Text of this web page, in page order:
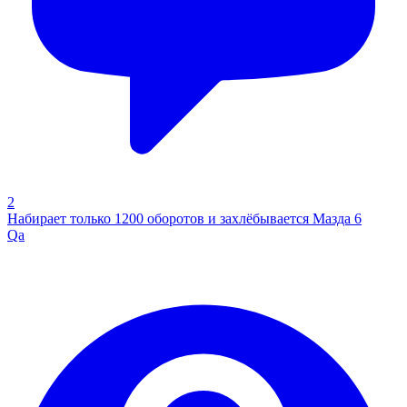
2
Набирает только 1200 оборотов и захлёбывается Мазда 6
Qa